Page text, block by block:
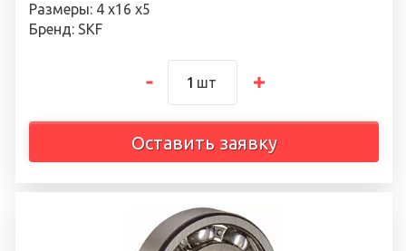
Размеры: 4 х16 х5
Бренд: SKF
шт
Оставить заявку